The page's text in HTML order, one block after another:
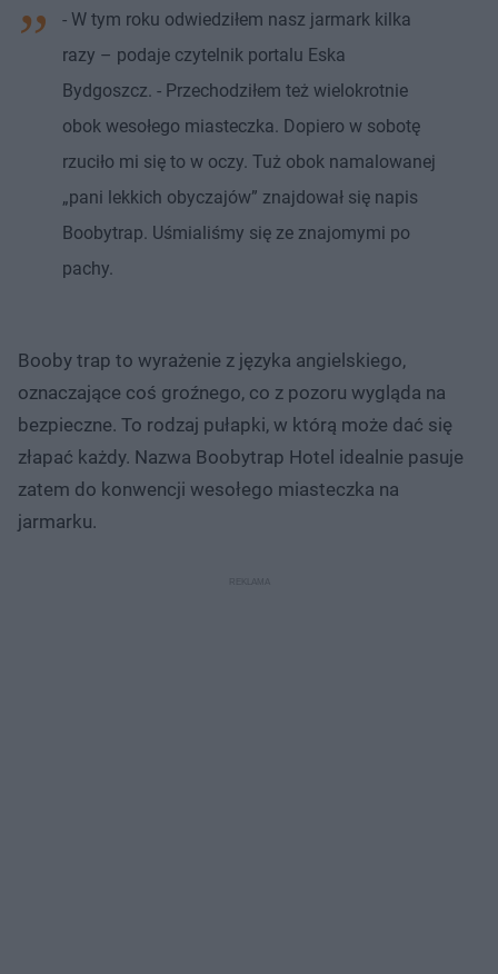
- W tym roku odwiedziłem nasz jarmark kilka
razy – podaje czytelnik portalu Eska
Bydgoszcz. - Przechodziłem też wielokrotnie
obok wesołego miasteczka. Dopiero w sobotę
rzuciło mi się to w oczy. Tuż obok namalowanej
„pani lekkich obyczajów” znajdował się napis
Boobytrap. Uśmialiśmy się ze znajomymi po
pachy.
Booby trap to wyrażenie z języka angielskiego,
oznaczające coś groźnego, co z pozoru wygląda na
bezpieczne. To rodzaj pułapki, w którą może dać się
złapać każdy. Nazwa Boobytrap Hotel idealnie pasuje
zatem do konwencji wesołego miasteczka na
jarmarku.